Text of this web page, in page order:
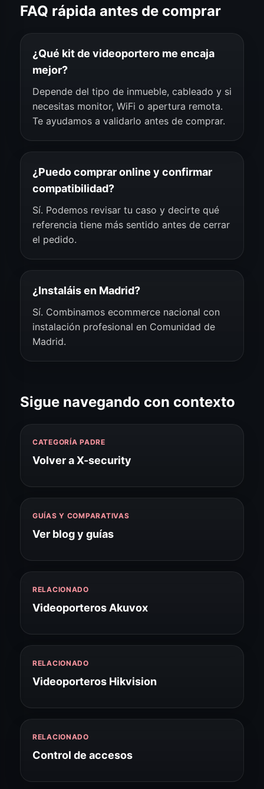
FAQ rápida antes de comprar
¿Qué kit de videoportero me encaja
mejor?
Depende del tipo de inmueble, cableado y si
necesitas monitor, WiFi o apertura remota.
Te ayudamos a validarlo antes de comprar.
¿Puedo comprar online y confirmar
compatibilidad?
Sí. Podemos revisar tu caso y decirte qué
referencia tiene más sentido antes de cerrar
el pedido.
¿Instaláis en Madrid?
Sí. Combinamos ecommerce nacional con
instalación profesional en Comunidad de
Madrid.
Sigue navegando con contexto
CATEGORÍA PADRE
Volver a X-security
GUÍAS Y COMPARATIVAS
Ver blog y guías
RELACIONADO
Videoporteros Akuvox
RELACIONADO
Videoporteros Hikvision
RELACIONADO
Control de accesos